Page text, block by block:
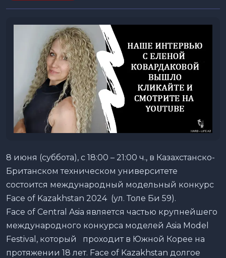
8 июня (суббота), с 18:00 – 21:00 ч., в Казахстанско-
Британском техническом университете
состоится международный модельный конкурс
Face of Kazakhstan 2024 (ул. Толе Би 59).
Face of Central Asia является частью крупнейшего
международного конкурса моделей Asia Model
Festival, который проходит в Южной Корее на
протяжении 18 лет. Face of Kazakhstan долгое